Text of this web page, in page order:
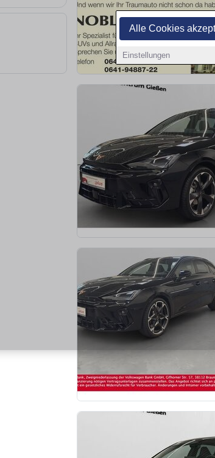
Alle Cookies
Einstellungen